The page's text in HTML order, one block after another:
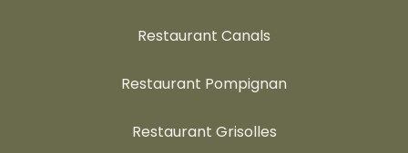
Restaurant Canals
Restaurant Pompignan
Restaurant Grisolles